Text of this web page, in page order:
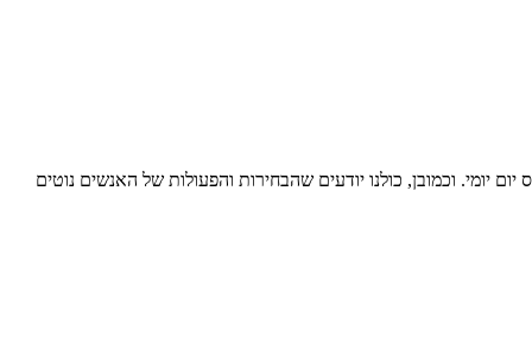
וכמובן, כולנו יודעים שהבחירות והפעולות של האנשים נוטים